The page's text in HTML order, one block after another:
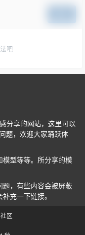
吧
分享的网站，这里可以
题，欢迎大家踊跃体
模型等等。所分享的模
题，有些内容会被屏蔽
充一下链接。
区